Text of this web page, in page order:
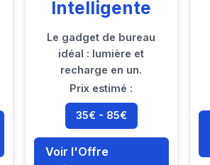
Intelligente
Le gadget de bureau
idéal : lumière et
recharge en un.
Prix estimé :
35€ - 85€
Voir l'Offre